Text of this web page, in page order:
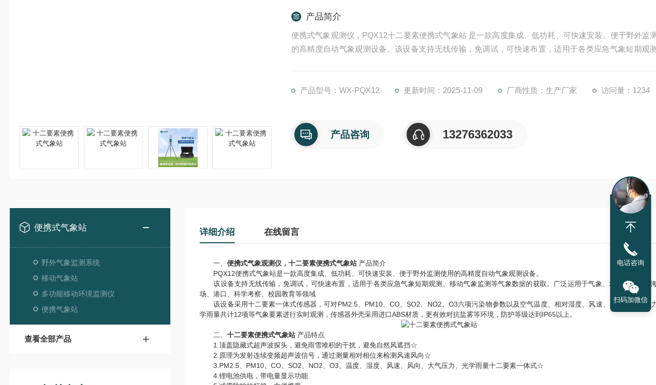
产品简介
便携式气象观测仪，PQX12十二要素便携式气象站 是一款高度集成、低功耗、可快速安装、便于野外监
的高精度自动气象观测设备。该设备支持无线传输，免调试，可快速布置，适用于各类应急气象短期观
产品型号：WX-PQX12
更新时间：2025-11-09 厂商性质：生产厂家 访问量：1234
产品咨询 13276362033
便携式气象站
野外气象监测系统
移动气象站
多功能移动环境监测仪
便携气象站
查看全部产品
详细介绍 在线留言
一、 便携式气象观测仪， 十二要素便携式气象站 产品简介
PQX12便携式气象站是一款高度集成、低功耗、可快速安装、便于野外监测使用的高精度自动气象观测设备。
该设备支持无线传输，免调试，可快速布置，适用于各类应急气象短期观测、移动气象监测等气象数据的获取。广泛运用于气象、农林、环保、
场、港口、科学考察、校园教育等领域
该设备采用十二要素一体式传感器，可对PM2.5、PM10、CO、SO2、NO2、O3六项污染物参数以及空气温度、相对湿度、风速、风向、大气压
学雨量共计12项等气象要素进行实时观测，传感器外壳采用进口ABS材质，更有效对抗盐雾等环境，防护等级达到IP65以上。
二、 十二要素便携式气象站 产品特点
1.顶盖隐藏式超声波探头，避免雨雪堆积的干扰，避免自然风遮挡☆
2.原理为发射连续变频超声波信号，通过测量相对相位来检测风速风向☆
3.PM2.5、PM10、CO、SO2、NO2、O3、温度、湿度、风速、风向、大气压力、光学雨量十二要素一体式☆
4.锂电池供电，带电量显示功能
电话咨询
扫码加微信